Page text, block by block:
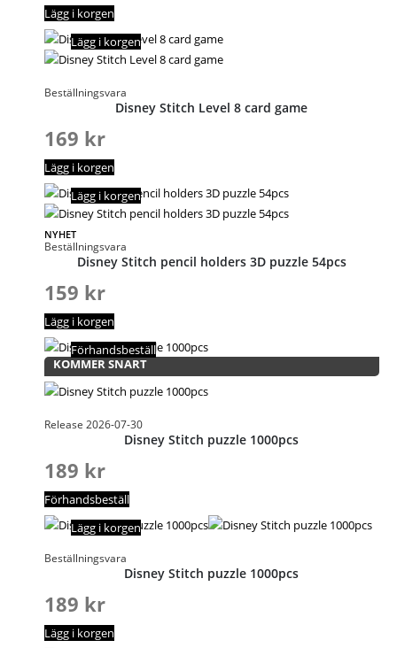
Lägg i korgen
Beställningsvara
Lägg i korgen
Disney Stitch Level 8 card game
169 kr
Lägg i korgen
NYHET
Beställningsvara
Lägg i korgen
Disney Stitch pencil holders 3D puzzle 54pcs
159 kr
Lägg i korgen
KOMMER SNART
Release 2026-07-30
Förhandsbeställ
Disney Stitch puzzle 1000pcs
189 kr
Förhandsbeställ
Beställningsvara
Lägg i korgen
Disney Stitch puzzle 1000pcs
189 kr
Lägg i korgen